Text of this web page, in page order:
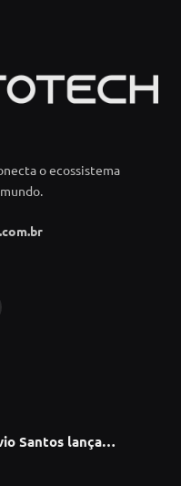
o ecossistema
Santos lança